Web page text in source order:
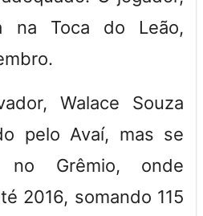
na Toca do Leão,
Walace Souza
pelo Avaí, mas se
no Grêmio, onde
2016, somando 115